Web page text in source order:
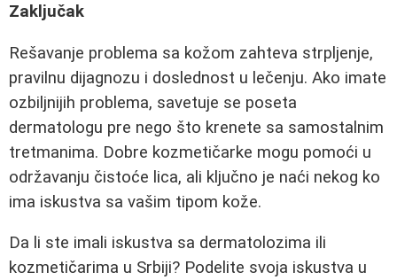
Zaključak
Rešavanje problema sa kožom zahteva strpljenje,
pravilnu dijagnozu i doslednost u lečenju. Ako imate
ozbiljnijih problema, savetuje se poseta
dermatologu pre nego što krenete sa samostalnim
tretmanima. Dobre kozmetičarke mogu pomoći u
održavanju čistoće lica, ali ključno je naći nekog ko
ima iskustva sa vašim tipom kože.
Da li ste imali iskustva sa dermatolozima ili
kozmetičarima u Srbiji? Podelite svoja iskustva u